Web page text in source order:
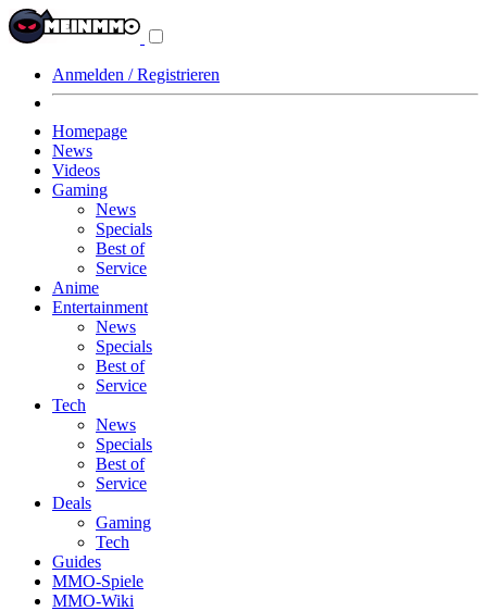
Anmelden / Registrieren
Homepage
News
Videos
Gaming
News
Specials
Best of
Service
Anime
Entertainment
News
Specials
Best of
Service
Tech
News
Specials
Best of
Service
Deals
Gaming
Tech
Guides
MMO-Spiele
MMO-Wiki